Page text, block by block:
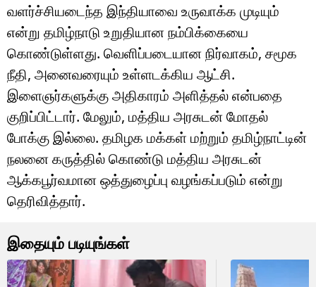
வளர்ச்சியடைந்த இந்தியாவை உருவாக்க முடியும்
என்று தமிழ்நாடு உறுதியான நம்பிக்கையை
கொண்டுள்ளது. வெளிப்படையான நிர்வாகம், சமூக
நீதி, அனைவரையும் உள்ளடக்கிய ஆட்சி.
இளைஞர்களுக்கு அதிகாரம் அளித்தல் என்பதை
குறிப்பிட்டார். மேலும், மத்திய அரசுடன் மோதல்
போக்கு இல்லை. தமிழக மக்கள் மற்றும் தமிழ்நாட்டின்
நலனை கருத்தில் கொண்டு மத்திய அரசுடன்
ஆக்கபூர்வமான ஒத்துழைப்பு வழங்கப்படும் என்று
தெரிவித்தார்.
இதையும் படியுங்கள்